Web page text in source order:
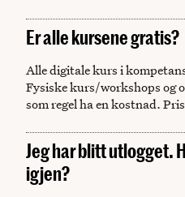
Er alle kursene gratis?
Alle digitale kurs i
Fysiske kurs/workshops og
som regel ha en kostnad.
Jeg har blitt utlogget.
igjen?